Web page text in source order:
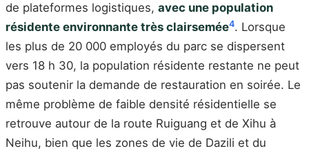
de plateformes logistiques, avec une population
résidente environnante très clairsemée4. Lorsque
les plus de 20 000 employés du parc se dispersent
vers 18 h 30, la population résidente restante ne peut
pas soutenir la demande de restauration en soirée. Le
même problème de faible densité résidentielle se
retrouve autour de la route Ruiguang et de Xihu à
Neihu, bien que les zones de vie de Dazili et du